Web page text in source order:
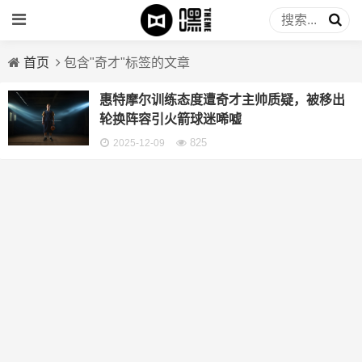
首页 包含"奇才"标签的文章
惠特摩尔训练态度遭奇才主帅质疑，被移出
轮换阵容引火箭球迷唏嘘
2025-12-09 825